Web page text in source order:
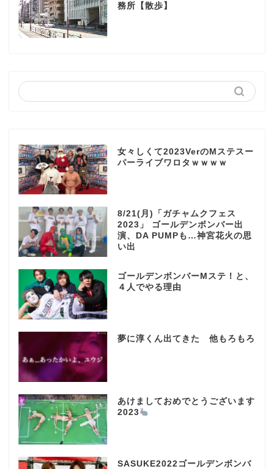
務所【散歩】
女々しくて2023VerのMステスー
パーライブワロタｗｗｗｗ
8/21(月)「ガチャムクフェス
2023」 ゴールデンボンバー出
演、DA PUMPも…神宮花火の思
い出
ゴールデンボンバーMステ！と、
４人でやる理由
夢に淳くん出てきた 他もろもろ
あけましておめでとうございます
2023
SASUKE2022ゴールデンボンバ